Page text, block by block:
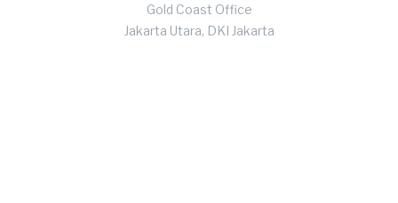
Gold Coast Office
Jakarta Utara, DKI Jakarta